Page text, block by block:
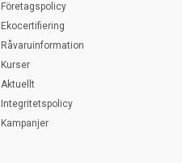
Företagspolicy
Ekocertifiering
Råvaruinformation
Kurser
Aktuellt
Integritetspolicy
Kampanjer